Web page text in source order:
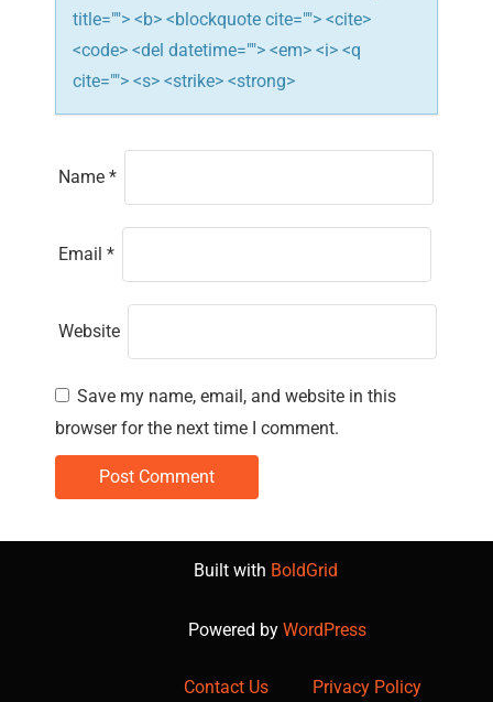
title=""> <b> <blockquote cite=""> <cite>
<code> <del datetime=""> <em> <i> <q
cite=""> <s> <strike> <strong>
Name *
Email *
Website
Save my name, email, and website in this
browser for the next time I comment.
Built with BoldGrid
Powered by WordPress
Contact Us Privacy Policy